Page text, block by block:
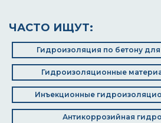
ЧАСТО ИЩУТ:
Гидроизоляция по бетону
Гидроизоляционные
Инъекционные
Антикоррозийная